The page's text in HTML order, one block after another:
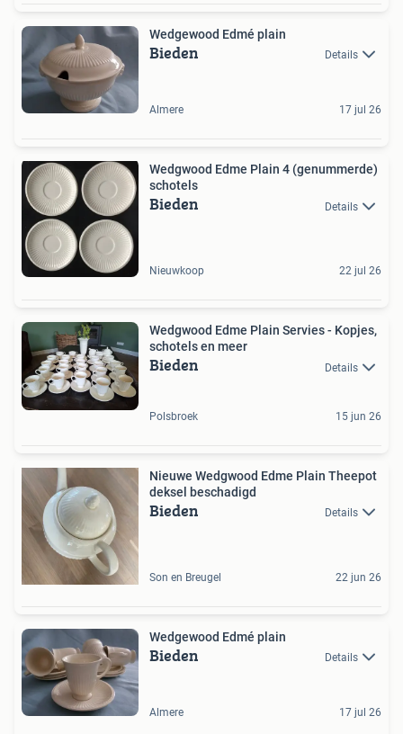
Wedgewood Edmé plain
Bieden Details
Almere 17 jul 26
Wedgwood Edme Plain 4 (genummerde)
schotels
Bieden Details
Nieuwkoop 22 jul 26
Wedgwood Edme Plain Servies - Kopjes,
schotels en meer
Bieden Details
Polsbroek 15 jun 26
Nieuwe Wedgwood Edme Plain Theepot
deksel beschadigd
Bieden Details
Son en Breugel 22 jun 26
Wedgewood Edmé plain
Bieden Details
Almere 17 jul 26